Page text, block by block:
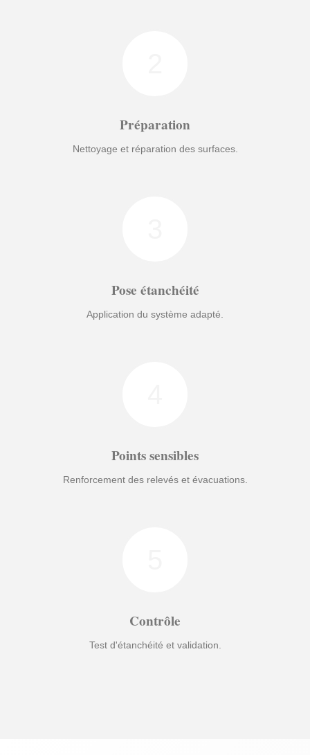
Préparation
Nettoyage et réparation des surfaces.
Pose étanchéité
Application du système adapté.
Points sensibles
Renforcement des relevés et évacuations.
Contrôle
Test d'étanchéité et validation.